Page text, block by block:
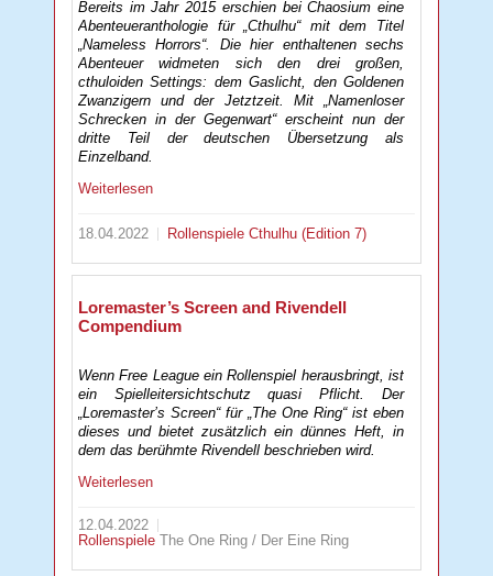
Bereits im Jahr 2015 erschien bei Chaosium eine
Abenteueranthologie für „Cthulhu“ mit dem Titel
„Nameless Horrors“. Die hier enthaltenen sechs
Abenteuer widmeten sich den drei großen,
cthuloiden Settings: dem Gaslicht, den Goldenen
Zwanzigern und der Jetztzeit. Mit „Namenloser
Schrecken in der Gegenwart“ erscheint nun der
dritte Teil der deutschen Übersetzung als
Einzelband.
Weiterlesen
18.04.2022 RollenspieleCthulhu (Edition 7)
Loremaster’s Screen and Rivendell
Compendium
Wenn Free League ein Rollenspiel herausbringt, ist
ein Spielleitersichtschutz quasi Pflicht. Der
„Loremaster’s Screen“ für „The One Ring“ ist eben
dieses und bietet zusätzlich ein dünnes Heft, in
dem das berühmte Rivendell beschrieben wird.
Weiterlesen
12.04.2022
RollenspieleThe One Ring / Der Eine Ring